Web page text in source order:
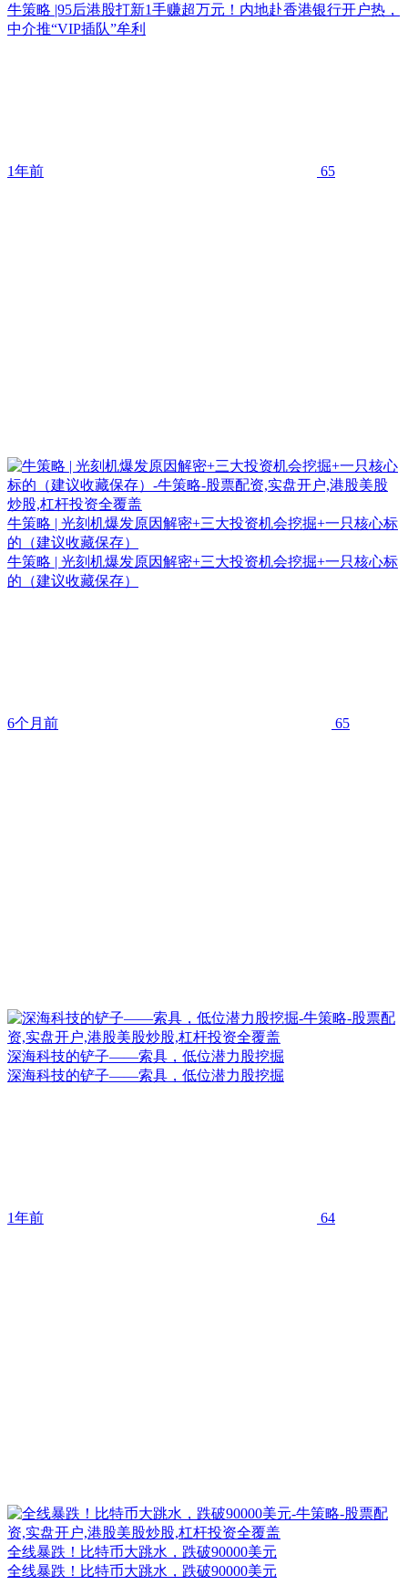
牛策略 |95后港股打新1手赚超万元！内地赴香港银行开户热，
中介推“VIP插队”牟利
1年前 65
牛策略 | 光刻机爆发原因解密+三大投资机会挖掘+一只核心标
的（建议收藏保存）
牛策略 | 光刻机爆发原因解密+三大投资机会挖掘+一只核心标
的（建议收藏保存）
6个月前 65
深海科技的铲子——索具，低位潜力股挖掘
深海科技的铲子——索具，低位潜力股挖掘
1年前 64
全线暴跌！比特币大跳水，跌破90000美元
全线暴跌！比特币大跳水，跌破90000美元